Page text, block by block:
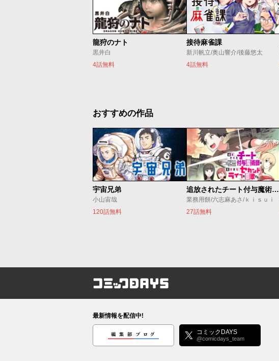
龍狩のナト
黒井白
4話無料
接待麻雀課
新川帆立/奥山響介/後藤悠太
4話無料
おすすめの作品
宇宙兄弟
小山宙哉
120話無料
追放されたチート付与魔術師は気ままなセカンドライフを謳歌する。 ～俺は武器だけじゃなく、あらゆるものに『強化ポイント』を付与できるし、俺の意思でいつでも効果を解除できるけど、残った人たち大丈夫？～
業務用餅/六志麻あさ/ｋｉｓｕｉ
27話無料
コミックDAYS
最新情報を配信中!
編集部ブログ コミックDAYS
@comicdays_team